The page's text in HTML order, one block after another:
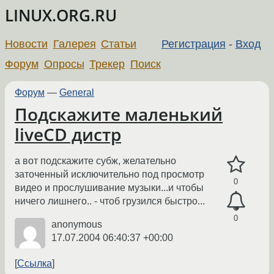
LINUX.ORG.RU
Регистрация - Вход
Новости Галерея Статьи
Форум Опросы Трекер Поиск
Форум — General
Подскажите маленький
liveCD дистр
0
0
а вот подскажите субж, желательно
заточенный исключительно под просмотр
видео и прослушивание музыки...и чтобы
ничего лишнего.. - чтоб грузился быстро...
anonymous
17.07.2004 06:40:37 +00:00
Ссылка